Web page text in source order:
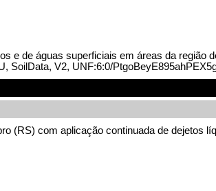
e de águas superficiais em áreas da região
SoilData, V2, UNF:6:0/
(RS) com aplicação continuada de dejetos